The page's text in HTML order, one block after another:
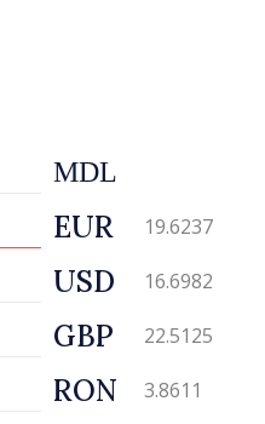
MDL
EUR 19.6237
USD 16.6982
GBP 22.5125
RON 3.8611